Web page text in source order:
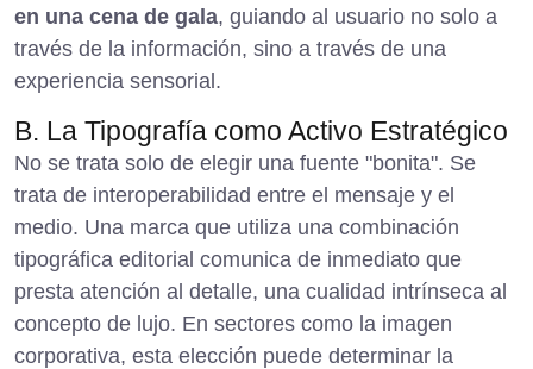
en una cena de gala, guiando al usuario no solo a
través de la información, sino a través de una
experiencia sensorial.
B. La Tipografía como Activo Estratégico
No se trata solo de elegir una fuente "bonita". Se
trata de interoperabilidad entre el mensaje y el
medio. Una marca que utiliza una combinación
tipográfica editorial comunica de inmediato que
presta atención al detalle, una cualidad intrínseca al
concepto de lujo. En sectores como la imagen
corporativa, esta elección puede determinar la